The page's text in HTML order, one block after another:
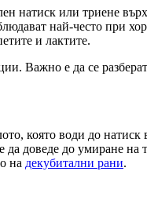
натиск или триене
най-често при
и лактите.
Важно е да се
която води до натиск
доведе до умиране на
на декубитални рани.